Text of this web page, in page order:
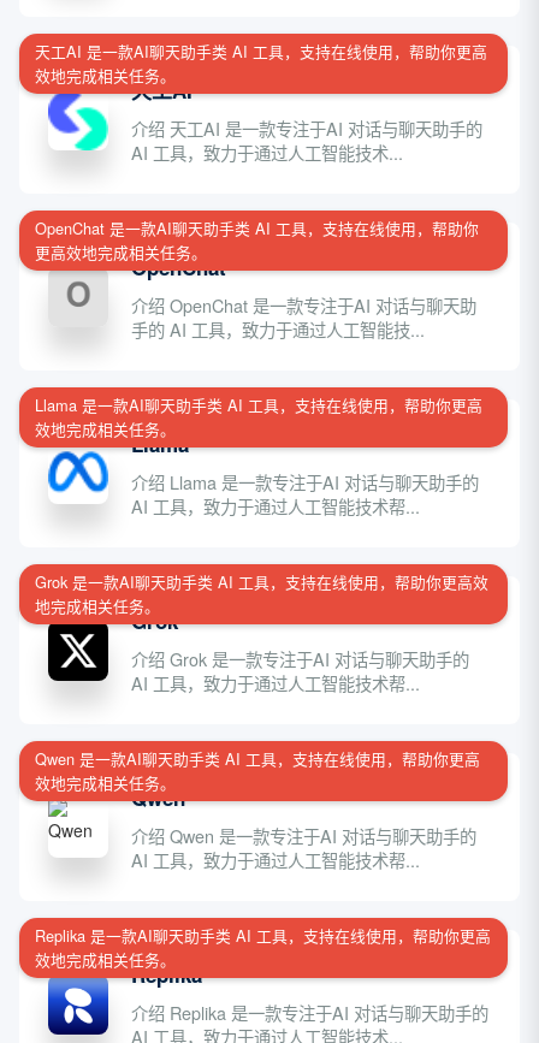
天工AI 是一款AI聊天助手类 AI 工具，支持在线使用，帮助你更高
效地完成相关任务。
天工AI
介绍 天工AI 是一款专注于AI 对话与聊天助手的
AI 工具，致力于通过人工智能技术...
OpenChat 是一款AI聊天助手类 AI 工具，支持在线使用，帮助你
更高效地完成相关任务。
OpenChat
介绍 OpenChat 是一款专注于AI 对话与聊天助
手的 AI 工具，致力于通过人工智能技...
Llama 是一款AI聊天助手类 AI 工具，支持在线使用，帮助你更高
效地完成相关任务。
Llama
介绍 Llama 是一款专注于AI 对话与聊天助手的
AI 工具，致力于通过人工智能技术帮...
Grok 是一款AI聊天助手类 AI 工具，支持在线使用，帮助你更高效
地完成相关任务。
Grok
介绍 Grok 是一款专注于AI 对话与聊天助手的
AI 工具，致力于通过人工智能技术帮...
Qwen 是一款AI聊天助手类 AI 工具，支持在线使用，帮助你更高
效地完成相关任务。
Qwen
介绍 Qwen 是一款专注于AI 对话与聊天助手的
AI 工具，致力于通过人工智能技术帮...
Replika 是一款AI聊天助手类 AI 工具，支持在线使用，帮助你更高
效地完成相关任务。
Replika
介绍 Replika 是一款专注于AI 对话与聊天助手的
AI 工具，致力于通过人工智能技术...